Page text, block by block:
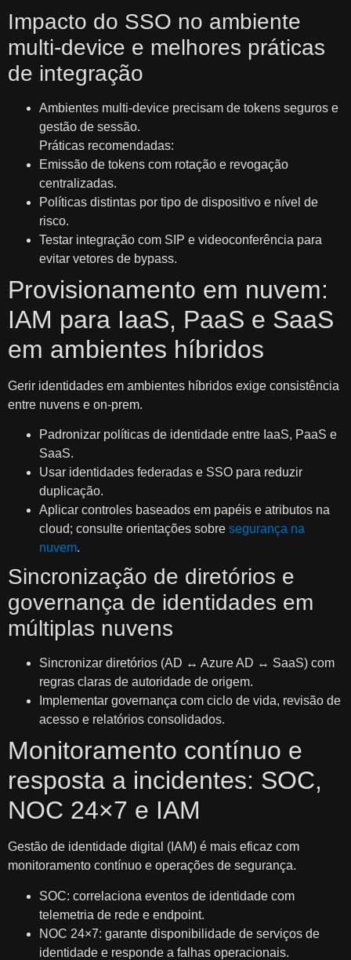
Impacto do SSO no ambiente
multi‑device e melhores práticas
de integração
Ambientes multi‑device precisam de tokens seguros e
gestão de sessão.
Práticas recomendadas:
Emissão de tokens com rotação e revogação
centralizadas.
Políticas distintas por tipo de dispositivo e nível de
risco.
Testar integração com SIP e videoconferência para
evitar vetores de bypass.
Provisionamento em nuvem:
IAM para IaaS, PaaS e SaaS
em ambientes híbridos
Gerir identidades em ambientes híbridos exige consistência
entre nuvens e on‑prem.
Padronizar políticas de identidade entre IaaS, PaaS e
SaaS.
Usar identidades federadas e SSO para reduzir
duplicação.
Aplicar controles baseados em papéis e atributos na
cloud; consulte orientações sobre segurança na
nuvem.
Sincronização de diretórios e
governança de identidades em
múltiplas nuvens
Sincronizar diretórios (AD ↔ Azure AD ↔ SaaS) com
regras claras de autoridade de origem.
Implementar governança com ciclo de vida, revisão de
acesso e relatórios consolidados.
Monitoramento contínuo e
resposta a incidentes: SOC,
NOC 24×7 e IAM
Gestão de identidade digital (IAM) é mais eficaz com
monitoramento contínuo e operações de segurança.
SOC: correlaciona eventos de identidade com
telemetria de rede e endpoint.
NOC 24×7: garante disponibilidade de serviços de
identidade e responde a falhas operacionais.